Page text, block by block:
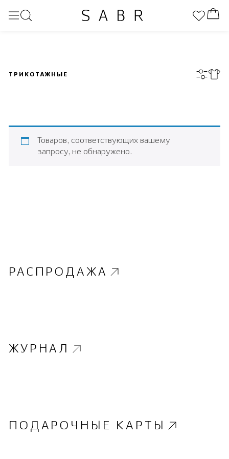
ТРИКОТАЖНЫЕ
Товаров, соответствующих вашему
запросу, не обнаружено.
РАСПРОДАЖА
ЖУРНАЛ
ПОДАРОЧНЫЕ КАРТЫ